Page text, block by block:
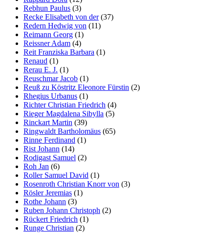
Rebhun Paulus (3)
Recke Elisabeth von der(37)
Redern Hedwig von (11)
Reimann Georg (1)
Reissner Adam (4)
Reit Franziska Barbara (1)
Renaud (1)
Rerau E. J. (1)
Reuschmar Jacob (1)
Reuß zu Köstritz Eleonore Fürstin (2)
Rhegius Urbanus (1)
Richter Christian Friedrich (4)
Rieger Magdalena Sibylla (5)
Rinckart Martin (39)
Ringwaldt Bartholomäus (65)
Rinne Ferdinand (1)
Rist Johann (14)
Rodigast Samuel (2)
Roh Jan (6)
Roller Samuel David (1)
Rosenroth Christian Knorr von (3)
Rösler Jeremias (1)
Rothe Johann (3)
Ruben Johann Christoph (2)
Rückert Friedrich (1)
Runge Christian (2)